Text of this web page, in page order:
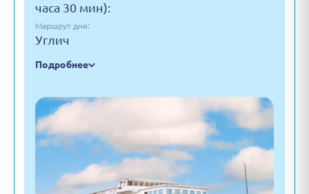
часа 30 мин):
Маршрут дня:
Углич
Подробнее